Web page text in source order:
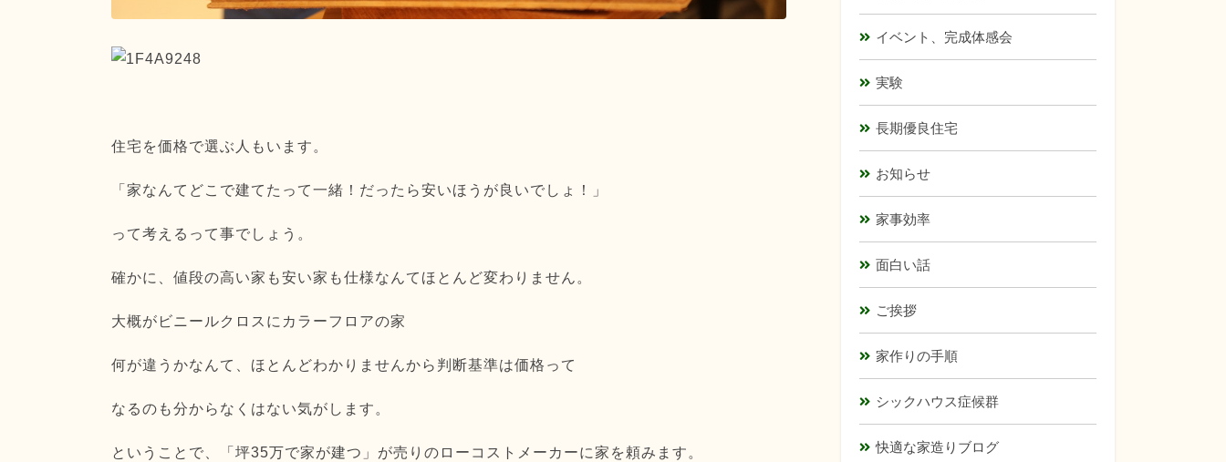
住宅を価格で選ぶ人もいます。
「家なんてどこで建てたって一緒！だったら安いほうが良いでしょ！」
って考えるって事でしょう。
確かに、値段の高い家も安い家も仕様なんてほとんど変わりません。
大概がビニールクロスにカラーフロアの家
何が違うかなんて、ほとんどわかりませんから判断基準は価格って
なるのも分からなくはない気がします。
ということで、「坪35万で家が建つ」が売りのローコストメーカーに家を頼みます。
イベント、完成体感会
実験
長期優良住宅
お知らせ
家事効率
面白い話
ご挨拶
家作りの手順
シックハウス症候群
快適な家造りブログ